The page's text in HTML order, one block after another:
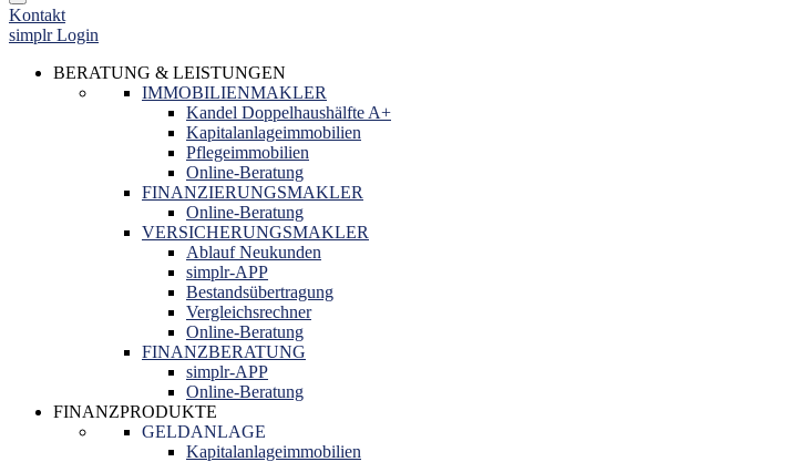
Kontakt
simplr Login
BERATUNG & LEISTUNGEN
IMMOBILIENMAKLER
Kandel Doppelhaushälfte A+
Kapitalanlageimmobilien
Pflegeimmobilien
Online-Beratung
FINANZIERUNGSMAKLER
Online-Beratung
VERSICHERUNGSMAKLER
Ablauf Neukunden
simplr-APP
Bestandsübertragung
Vergleichsrechner
Online-Beratung
FINANZBERATUNG
simplr-APP
Online-Beratung
FINANZPRODUKTE
GELDANLAGE
Kapitalanlageimmobilien